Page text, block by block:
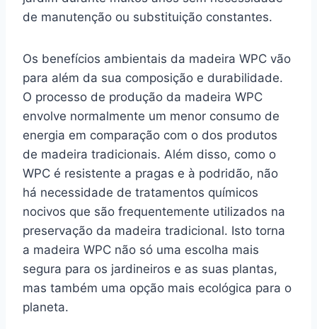
de manutenção ou substituição constantes.
Os benefícios ambientais da madeira WPC vão
para além da sua composição e durabilidade.
O processo de produção da madeira WPC
envolve normalmente um menor consumo de
energia em comparação com o dos produtos
de madeira tradicionais. Além disso, como o
WPC é resistente a pragas e à podridão, não
há necessidade de tratamentos químicos
nocivos que são frequentemente utilizados na
preservação da madeira tradicional. Isto torna
a madeira WPC não só uma escolha mais
segura para os jardineiros e as suas plantas,
mas também uma opção mais ecológica para o
planeta.